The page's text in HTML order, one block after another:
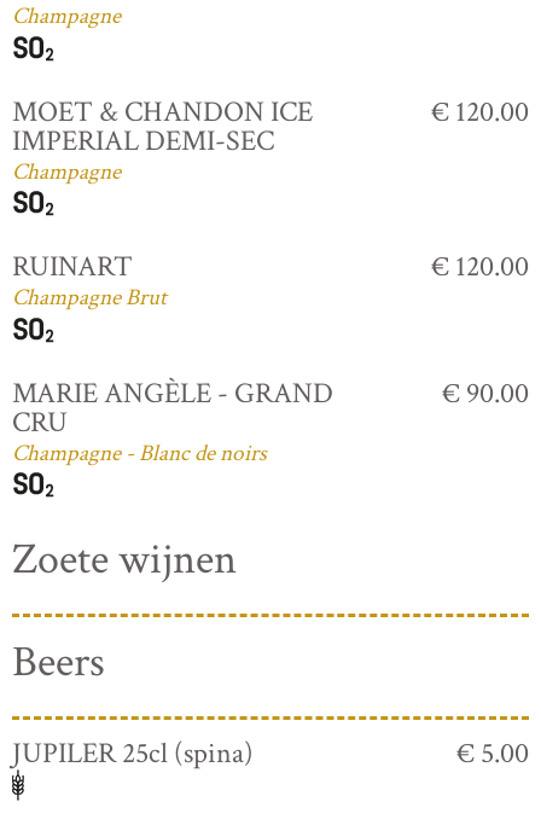
Champagne
MOET & CHANDON ICE
IMPERIAL DEMI-SEC
Champagne
€ 120.00
RUINART
Champagne Brut
€ 120.00
MARIE ANGÈLE - GRAND
CRU
Champagne - Blanc de noirs
€ 90.00
Zoete wijnen
Beers
JUPILER 25cl (spina) € 5.00